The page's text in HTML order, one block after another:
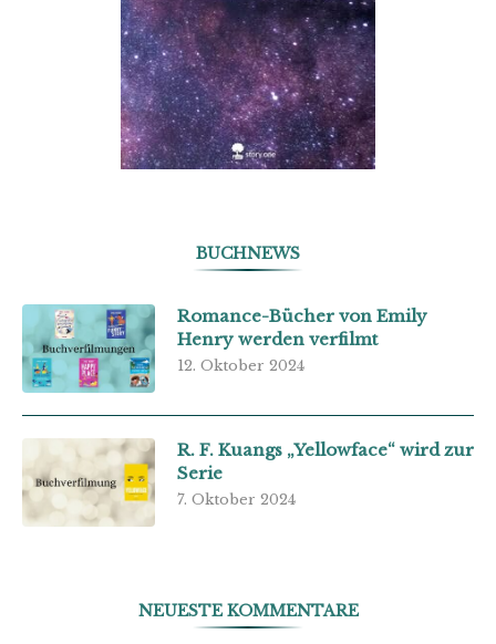
BUCHNEWS
Romance-Bücher von Emily
Henry werden verfilmt
12. Oktober 2024
R. F. Kuangs „Yellowface“ wird zur
Serie
7. Oktober 2024
NEUESTE KOMMENTARE